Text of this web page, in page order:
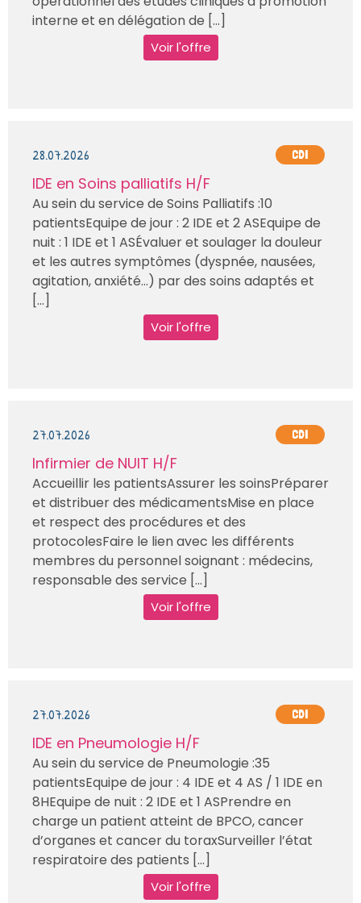
interne et en délégation de [...]
Voir l'offre
28.07.2026 CDI
IDE en Soins palliatifs H/F
Au sein du service de Soins Palliatifs :10
patientsEquipe de jour : 2 IDE et 2 ASEquipe de
nuit : 1 IDE et 1 ASÉvaluer et soulager la douleur
et les autres symptômes (dyspnée, nausées,
agitation, anxiété…) par des soins adaptés et
[...]
Voir l'offre
27.07.2026 CDI
Infirmier de NUIT H/F
Accueillir les patientsAssurer les soinsPréparer
et distribuer des médicamentsMise en place
et respect des procédures et des
protocolesFaire le lien avec les différents
membres du personnel soignant : médecins,
responsable des service [...]
Voir l'offre
27.07.2026 CDI
IDE en Pneumologie H/F
Au sein du service de Pneumologie :35
patientsEquipe de jour : 4 IDE et 4 AS / 1 IDE en
8HEquipe de nuit : 2 IDE et 1 ASPrendre en
charge un patient atteint de BPCO, cancer
d’organes et cancer du toraxSurveiller l’état
respiratoire des patients [...]
Voir l'offre